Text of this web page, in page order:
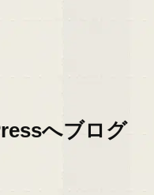
へブログ